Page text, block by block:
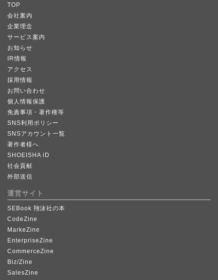
TOP
会社案内
企業理念
サービス案内
お知らせ
IR情報
アクセス
採用情報
お問い合わせ
個人情報保護
免責事項・著作権等
SNS利用ポリシー
SNSアカウント一覧
著作者様へ
SHOEISHA iD
社会貢献
外部送信
運営サイト
SEBook 翔泳社の本
CodeZine
MarkeZine
EnterpriseZine
CommerceZine
Biz/Zine
SalesZine